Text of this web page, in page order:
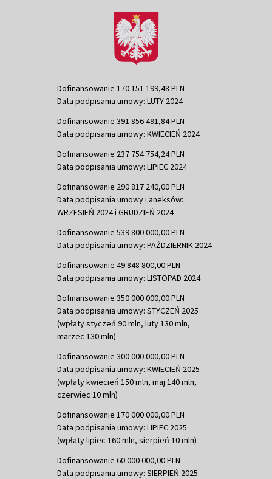
Dofinansowanie 170 151 199,48 PLN
Data podpisania umowy: LUTY 2024
Dofinansowanie 391 856 491,84 PLN
Data podpisania umowy: KWIECIEŃ 2024
Dofinansowanie 237 754 754,24 PLN
Data podpisania umowy: LIPIEC 2024
Dofinansowanie 290 817 240,00 PLN
Data podpisania umowy i aneksów:
WRZESIEŃ 2024 i GRUDZIEŃ 2024
Dofinansowanie 539 800 000,00 PLN
Data podpisania umowy: PAŹDZIERNIK 2024
Dofinansowanie 49 848 800,00 PLN
Data podpisania umowy: LISTOPAD 2024
Dofinansowanie 350 000 000,00 PLN
Data podpisania umowy: STYCZEŃ 2025
(wpłaty styczeń 90 mln, luty 130 mln,
marzec 130 mln)
Dofinansowanie 300 000 000,00 PLN
Data podpisania umowy: KWIECIEŃ 2025
(wpłaty kwiecień 150 mln, maj 140 mln,
czerwiec 10 mln)
Dofinansowanie 170 000 000,00 PLN
Data podpisania umowy: LIPIEC 2025
(wpłaty lipiec 160 mln, sierpień 10 mln)
Dofinansowanie 60 000 000,00 PLN
Data podpisania umowy: SIERPIEŃ 2025